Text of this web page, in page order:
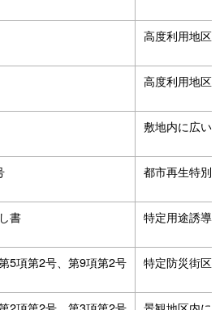
高度利用地区
高度利用地区
敷地内に広い
都市再生特別
書 特定用途誘導
5項第2号、第9項第2号 特定防災街区